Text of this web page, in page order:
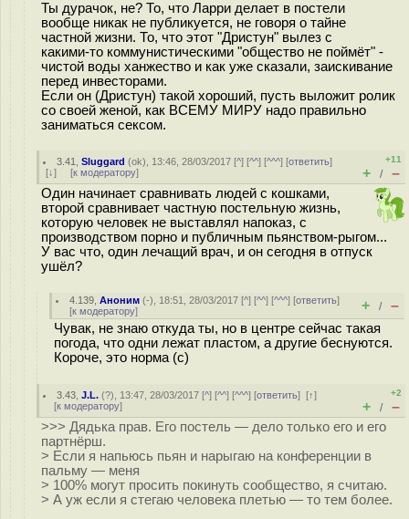
Ты дурачок, не? То, что Ларри делает в постели
вообще никак не публикуется, не говоря о тайне
частной жизни. То, что этот "Дристун" вылез с
какими-то коммунистическими "общество не поймёт" -
чистой воды ханжество и как уже сказали, заискивание
перед инвесторами.
Если он (Дристун) такой хороший, пусть выложит ролик
со своей женой, как ВСЕМУ МИРУ надо правильно
заниматься сексом.
3.41 ,Sluggard (ok), 13:46, 28/03/2017 [^] [^^] [^^^] [ответить]
[↓] [к модератору]
+11
+ / –
Один начинает сравнивать людей с кошками,
второй сравнивает частную постельную жизнь,
которую человек не выставлял напоказ, с
производством порно и публичным пьянством-рыгом...
У вас что, один лечащий врач, и он сегодня в отпуск
ушёл?
4.139 ,Аноним (-), 18:51, 28/03/2017 [^] [^^] [^^^] [ответить]
[к модератору] + / –
Чувак, не знаю откуда ты, но в центре сейчас такая
погода, что одни лежат пластом, а другие беснуются.
Короче, это норма (с)
3.43 ,J.L. (?), 13:47, 28/03/2017 [^] [^^] [^^^] [ответить][↑]
[к модератору]
+2
+ / –
>>> Дядька прав. Его постель — дело только его и его
партнёрш.
> Если я напьюсь пьян и нарыгаю на конференции в
пальму — меня
> 100% могут просить покинуть сообщество, я считаю.
> А уж если я стегаю человека плетью — то тем более.